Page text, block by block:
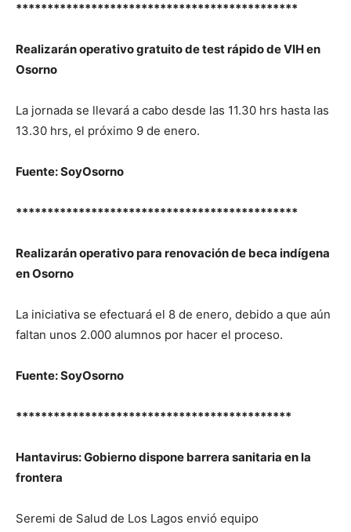
*********************************************
Realizarán operativo gratuito de test rápido de VIH en
Osorno
La jornada se llevará a cabo desde las 11.30 hrs hasta las
13.30 hrs, el próximo 9 de enero.
Fuente: SoyOsorno
*********************************************
Realizarán operativo para renovación de beca indígena
en Osorno
La iniciativa se efectuará el 8 de enero, debido a que aún
faltan unos 2.000 alumnos por hacer el proceso.
Fuente: SoyOsorno
********************************************
Hantavirus: Gobierno dispone barrera sanitaria en la
frontera
Seremi de Salud de Los Lagos envió equipo